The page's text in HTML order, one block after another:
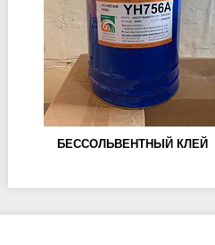
БЕССОЛЬВЕНТНЫЙ КЛЕЙ